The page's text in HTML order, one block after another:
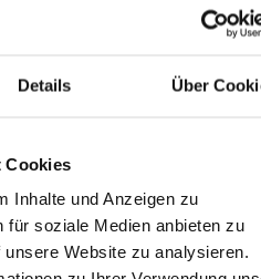
Details Über
Cookies
Inhalte und Anzeigen zu
für soziale Medien anbieten zu
Website zu analysieren.